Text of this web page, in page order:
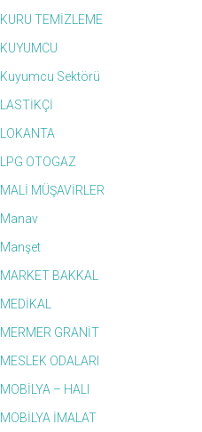
KURU TEMİZLEME
KUYUMCU
Kuyumcu Sektörü
LASTİKÇİ
LOKANTA
LPG OTOGAZ
MALİ MÜŞAVİRLER
Manav
Manşet
MARKET BAKKAL
MEDİKAL
MERMER GRANİT
MESLEK ODALARI
MOBİLYA – HALI
MOBİLYA İMALAT